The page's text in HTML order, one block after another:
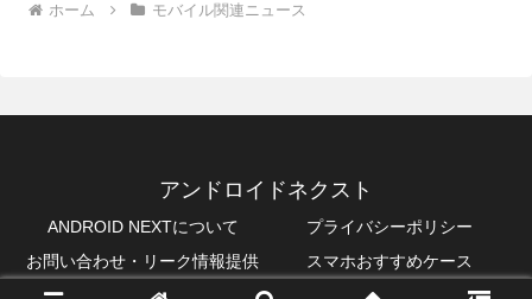
ホーム モバイル関連ニュース
アンドロイドネクスト
ANDROID NEXTについて
プライバシーポリシー
お問い合わせ・リーク情報提供
スマホおすすめケース